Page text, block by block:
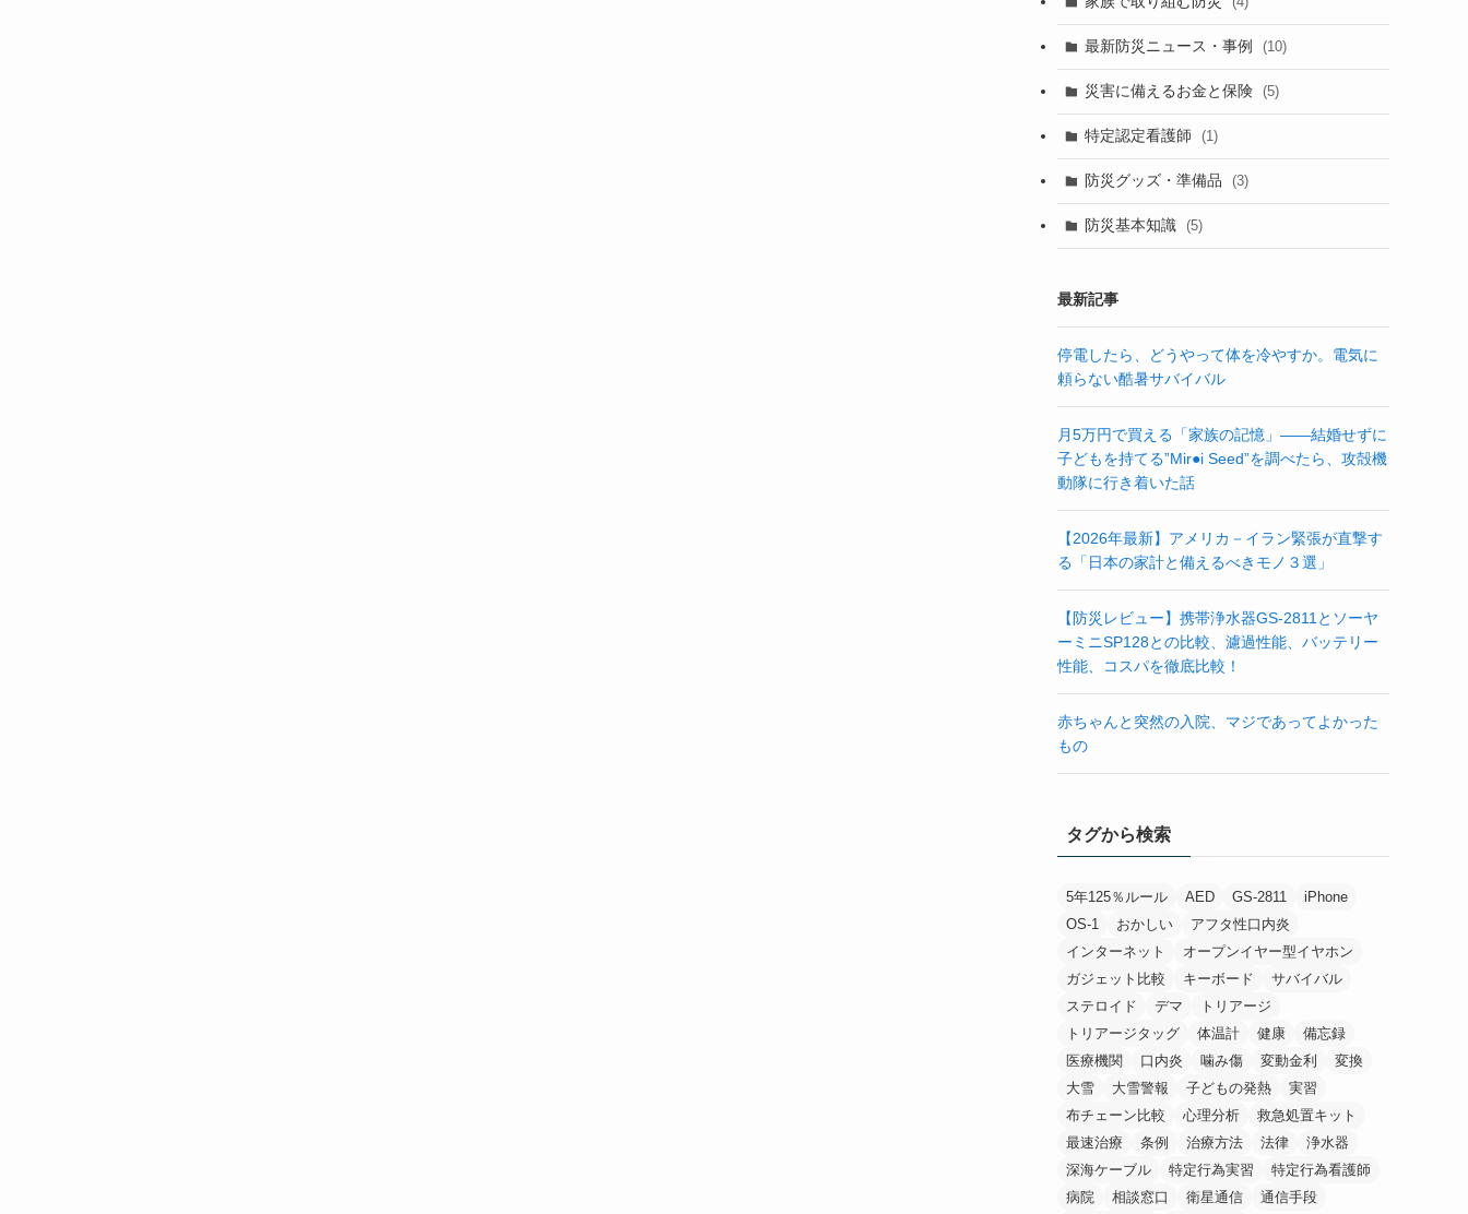
最新防災ニュース・事例 (10)
災害に備えるお金と保険 (5)
特定認定看護師 (1)
防災グッズ・準備品 (3)
防災基本知識 (5)
最新記事
停電したら、どうやって体を冷やすか。電気に
頼らない酷暑サバイバル
月5万円で買える「家族の記憶」——結婚せずに
子どもを持てる”Mir●i Seed”を調べたら、攻殻機
動隊に行き着いた話
【2026年最新】アメリカ－イラン緊張が直撃す
る「日本の家計と備えるべきモノ３選」
【防災レビュー】携帯浄水器GS-2811とソーヤ
ーミニSP128との比較、濾過性能、バッテリー
性能、コスパを徹底比較！
赤ちゃんと突然の入院、マジであってよかった
もの
タグから検索
5年125％ルール AED GS-2811
iPhone
OS-1
おかしい
アフタ性口内炎
インターネット
オープンイヤー型イヤホン
ガジェット比較
キーボード
サバイバル
ステロイド
デマ
トリアージ
トリアージタッグ
体温計 健康
備忘録
医療機関
口内炎 噛み傷 変動金利
変換
大雪
大雪警報 子どもの発熱
実習
布チェーン比較
心理分析
救急処置キット
最速治療
条例 治療方法 法律
浄水器
深海ケーブル
特定行為実習
特定行為看護師
病院
相談窓口 衛星通信
通信手段